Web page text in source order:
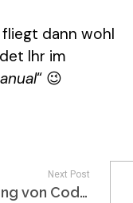
dann wohl
Ihr im
“ 😉
Next Post
Die artgerechte Haltung von Codern